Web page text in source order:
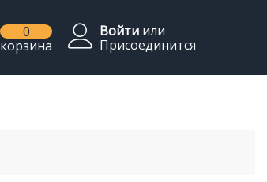
0
корзина
Войти или
Присоединится